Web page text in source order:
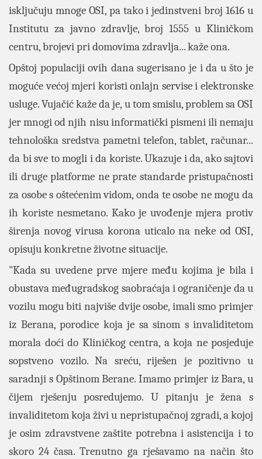
isključuju mnoge OSI, pa tako i jedinstveni broj 1616 u
Institutu za javno zdravlje, broj 1555 u Kliničkom
centru, brojevi pri domovima zdravlja... kaže ona.
Opštoj populaciji ovih dana sugerisano je i da u što je
moguće većoj mjeri koristi onlajn servise i elektronske
usluge. Vujačić kaže da je, u tom smislu, problem sa OSI
jer mnogi od njih nisu informatički pismeni ili nemaju
tehnološka sredstva pametni telefon, tablet, računar...
da bi sve to mogli i da koriste. Ukazuje i da, ako sajtovi
ili druge platforme ne prate standarde pristupačnosti
za osobe s oštećenim vidom, onda te osobe ne mogu da
ih koriste nesmetano. Kako je uvođenje mjera protiv
širenja novog virusa korona uticalo na neke od OSI,
opisuju konkretne životne situacije.
"Kada su uvedene prve mjere među kojima je bila i
obustava međugradskog saobraćaja i ograničenje da u
vozilu mogu biti najviše dvije osobe, imali smo primjer
iz Berana, porodice koja je sa sinom s invaliditetom
morala doći do Kliničkog centra, a koja ne posjeduje
sopstveno vozilo. Na sreću, riješen je pozitivno u
saradnji s Opštinom Berane. Imamo primjer iz Bara, u
čijem rješenju posredujemo. U pitanju je žena s
invaliditetom koja živi u nepristupačnoj zgradi, a kojoj
je osim zdravstvene zaštite potrebna i asistencija i to
skoro 24 časa. Trenutno ga rješavamo na način što